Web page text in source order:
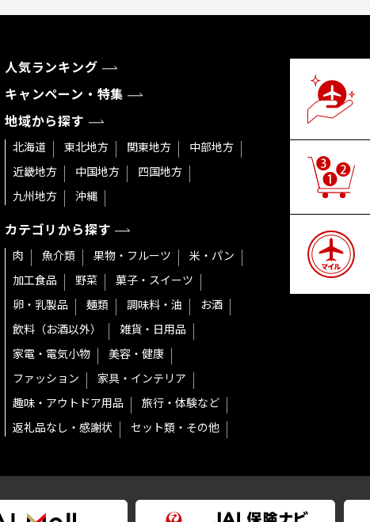
人気ランキング
キャンペーン・特集
地域から探す
北海道 東北地方 関東地方
中部地方
近畿地方
中国地方
四国地方
九州地方
沖縄
カテゴリから探す
肉 魚介類 果物・フルーツ
米・パン
加工食品
野菜
菓子・スイーツ
卵・乳製品
麺類 調味料・油
お酒
飲料（お酒以外）
雑貨・日用品
家電・電気小物
美容・健康
ファッション
家具・インテリア
趣味・アウトドア用品
旅行・体験など
返礼品なし・感謝状
セット類・その他